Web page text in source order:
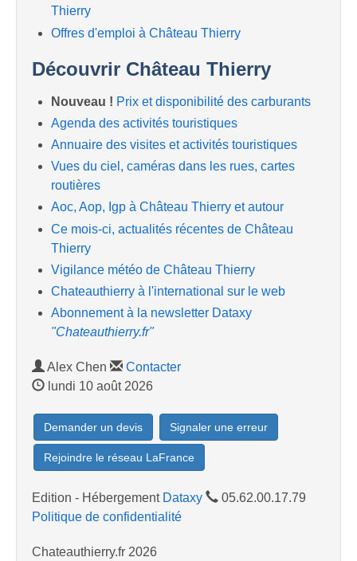
Thierry
Offres d'emploi à Château Thierry
Découvrir Château Thierry
Nouveau ! Prix et disponibilité des carburants
Agenda des activités touristiques
Annuaire des visites et activités touristiques
Vues du ciel, caméras dans les rues, cartes
routières
Aoc, Aop, Igp à Château Thierry et autour
Ce mois-ci, actualités récentes de Château
Thierry
Vigilance météo de Château Thierry
Chateauthierry à l'international sur le web
Abonnement à la newsletter Dataxy
"Chateauthierry.fr"
Alex Chen
Contacter
lundi 10 août 2026
Demander un devis Signaler une erreur
Rejoindre le réseau LaFrance
Edition - Hébergement Dataxy
05.62.00.17.79
Politique de confidentialité
Chateauthierry.fr 2026